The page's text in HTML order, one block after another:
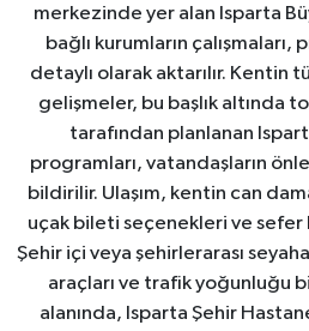
merkezinde yer alan Isparta
bağlı kurumların çalışmaları,
detaylı olarak aktarılır. Kentin
gelişmeler, bu başlık altında
tarafından planlanan
programları, vatandaşların
bildirilir. Ulaşım, kentin can
uçak bileti seçenekleri ve sefer
Şehir içi veya şehirlerarası
araçları ve trafik yoğunluğu
alanında, Isparta Şehir